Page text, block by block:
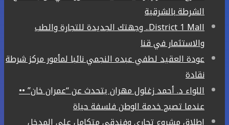
الشرطة بالشرقية
District 1 Mall.. وجهتك الجديدة للتجارة والطب
والاستثمار في قنا
عودة العقيد لطفي عبده النجمي نائبا لمأمور مركز شرطة
نقادة
اللواء د. أحمد زغلول مهران يتحدث عن “عمران خان” ••
عندما تصبح خدمة الوطن فلسفة حياة